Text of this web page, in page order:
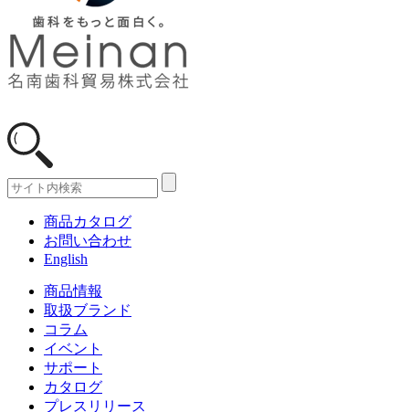
商品カタログ
お問い合わせ
English
商品情報
取扱ブランド
コラム
イベント
サポート
カタログ
プレスリリース